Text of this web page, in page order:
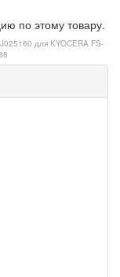
по этому товару.
для KYOCERA FS-